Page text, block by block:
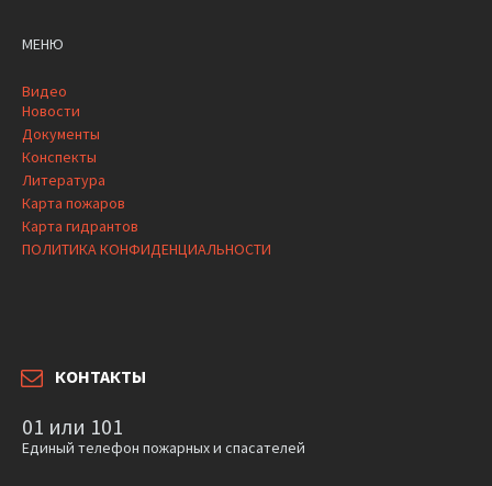
МЕНЮ
Видео
Новости
Документы
Конспекты
Литература
Карта пожаров
Карта гидрантов
ПОЛИТИКА КОНФИДЕНЦИАЛЬНОСТИ
КОНТАКТЫ
01 или 101
Единый телефон пожарных и спасателей